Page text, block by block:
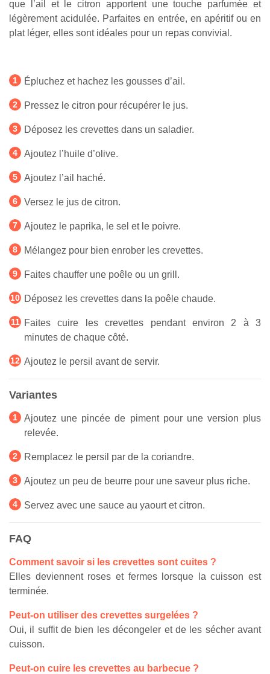
que l’ail et le citron apportent une touche parfumée et
légèrement acidulée. Parfaites en entrée, en apéritif ou en
plat léger, elles sont idéales pour un repas convivial.
Épluchez et hachez les gousses d’ail.
Pressez le citron pour récupérer le jus.
Déposez les crevettes dans un saladier.
Ajoutez l’huile d’olive.
Ajoutez l’ail haché.
Versez le jus de citron.
Ajoutez le paprika, le sel et le poivre.
Mélangez pour bien enrober les crevettes.
Faites chauffer une poêle ou un grill.
Déposez les crevettes dans la poêle chaude.
Faites cuire les crevettes pendant environ 2 à 3
minutes de chaque côté.
Ajoutez le persil avant de servir.
Variantes
Ajoutez une pincée de piment pour une version plus
relevée.
Remplacez le persil par de la coriandre.
Ajoutez un peu de beurre pour une saveur plus riche.
Servez avec une sauce au yaourt et citron.
FAQ
Comment savoir si les crevettes sont cuites ?
Elles deviennent roses et fermes lorsque la cuisson est
terminée.
Peut-on utiliser des crevettes surgelées ?
Oui, il suffit de bien les décongeler et de les sécher avant
cuisson.
Peut-on cuire les crevettes au barbecue ?